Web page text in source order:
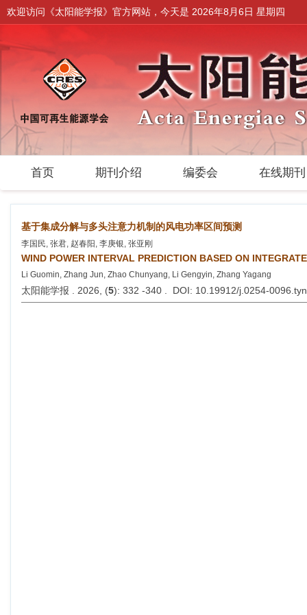
欢迎访问《太阳能学报》官方网站，今天是 2026年8月6日 星期四
首页 期刊介绍 编委会 在线期
基于集成分解与多头注意力机制的风电功率区间预测
李国民, 张君, 赵春阳, 李庚银, 张亚刚
WIND POWER INTERVAL PREDICTION BASED ON
Li Guomin, Zhang Jun, Zhao Chunyang, Li Gengyin, Zhang Yagang
太阳能学报 . 2026, (5): 332 -340 . DOI: 10.19912/j.0254-